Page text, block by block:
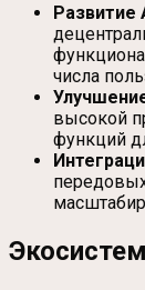
Развитие
числа
высокой
функций